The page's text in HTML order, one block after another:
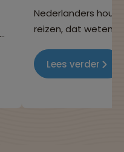
Nederlanders
reizen, dat weten
overal op de
Maar heb jij je ooit
Lees verder